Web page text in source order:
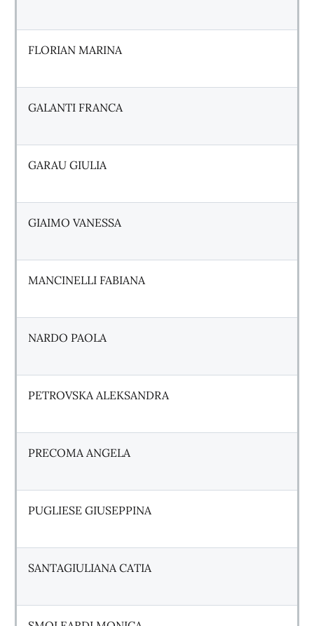
FLORIAN MARINA
GALANTI FRANCA
GARAU GIULIA
GIAIMO VANESSA
MANCINELLI FABIANA
NARDO PAOLA
PETROVSKA ALEKSANDRA
PRECOMA ANGELA
PUGLIESE GIUSEPPINA
SANTAGIULIANA CATIA